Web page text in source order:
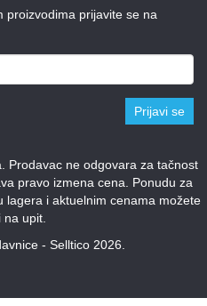
proizvodima prijavite se na
Prijavi se
Prodavac ne odgovara za tačnost
pravo izmena cena. Ponudu za
lagera i aktuelnim cenama možete
na upit.
- Selltico 2026.